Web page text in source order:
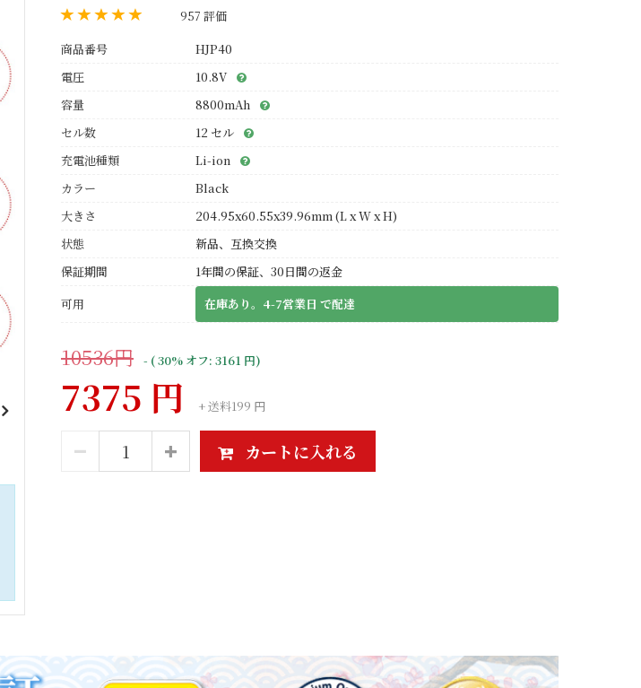
957 評価
商品番号
HJP40
電圧
10.8V
容量
8800mAh
セル数
12 セル
充電池種類
Li-ion
カラー
Black
大きさ
204.95x60.55x39.96mm (L x W x H)
状態
新品、互換交換
保証期間
1年間の保証、30日間の返金
可用
在庫あり。4-7営業日 で配達
10536円 - ( 30% オフ: 3161 円)
7375 円 + 送料199 円
カートに入れる